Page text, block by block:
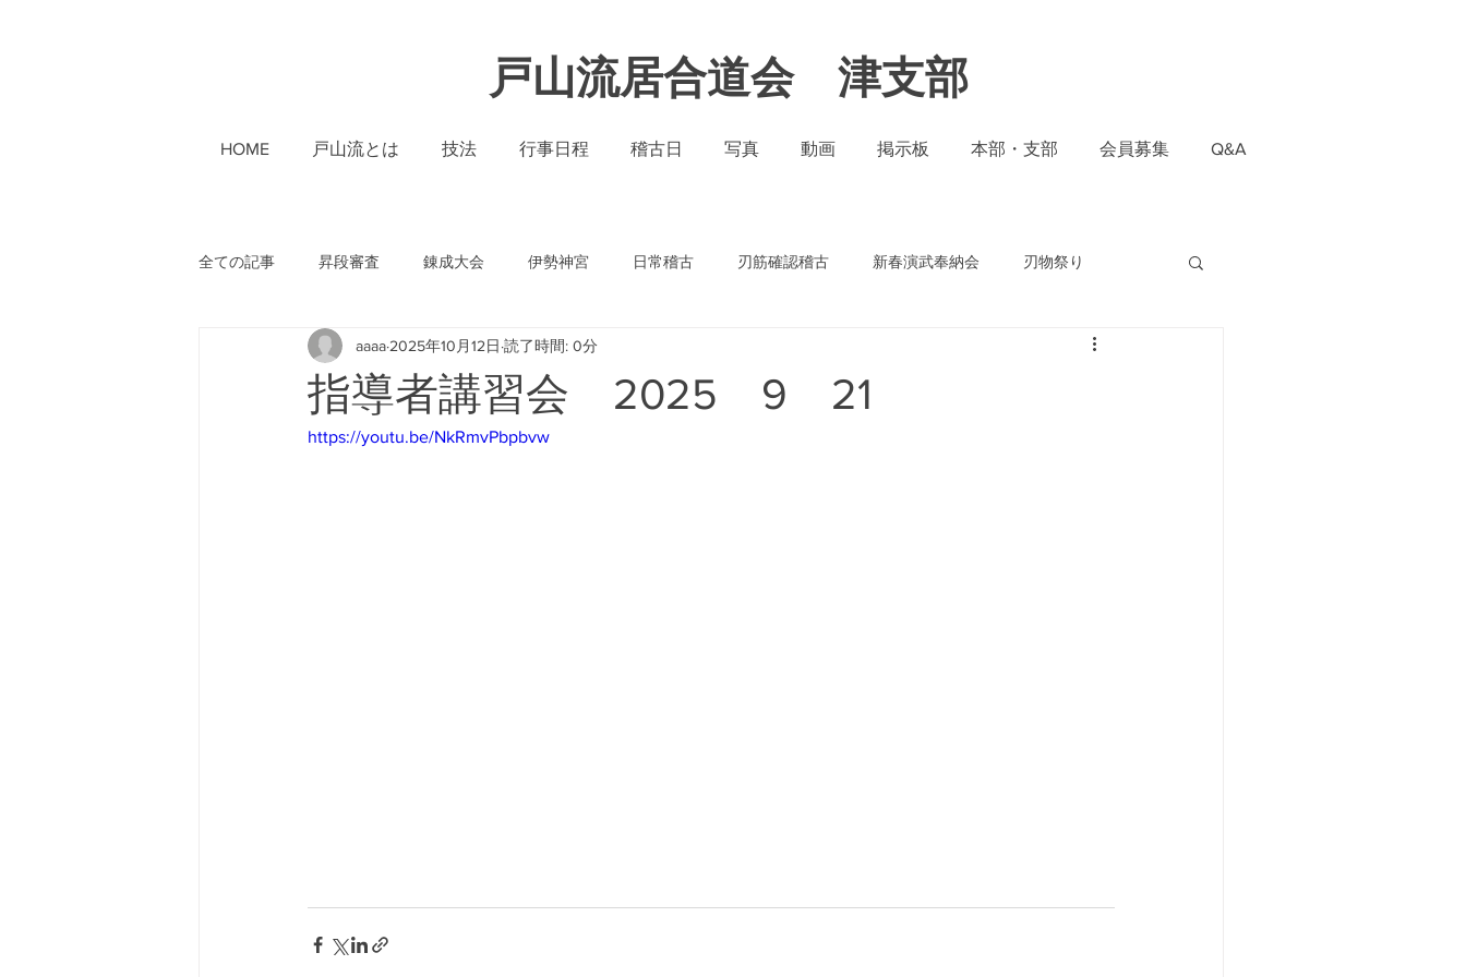
​戸山流居合道会 津支部
HOME 戸山流とは 技法 行事日程 稽古日 写真 動画 掲示板 本部・支部 会員募集 Q&A
全ての記事 昇段審査 錬成大会 伊勢神宮 日常稽古 刃筋確認稽古 新春演武奉納会 刃物祭り
教本 長良天神演武奉納
指導者講習会 2025 9 21
aaaa 2025年10月12日 読了時間: 0分
https://youtu.be/NkRmvPbpbvw